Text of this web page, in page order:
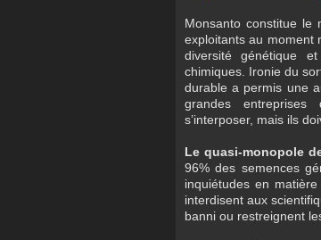
Monsanto constitue le
exploitants au moment
diversité génétique
chimiques. Ironie du
durable a permis une
grandes entreprises
s’interposer, mais ils
Le quasi-monopole
96% des semences
inquiétudes en
interdisent aux
banni ou restreignent